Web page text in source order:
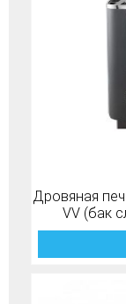
Дровяная
VV (бак